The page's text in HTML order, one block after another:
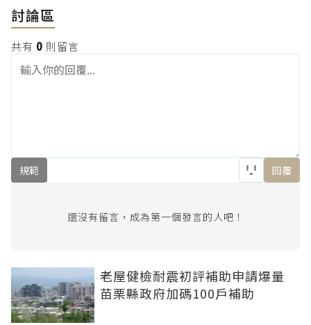
討論區
共有 0 則留言
規範 回覆
還沒有留言，成為第一個發言的人吧！
老屋健檢耐震初評補助申請爆量
苗栗縣政府加碼100戶補助